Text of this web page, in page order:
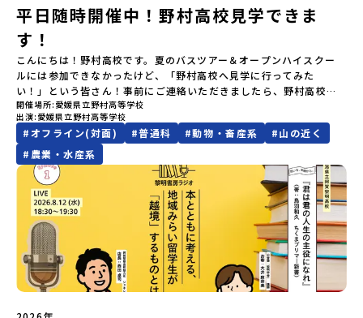
全国約200の高校と連携しながら、中学卒業後に地域の枠を越えて生
徒一人ひとりの夢や価値観に合った地域・学校で1〜3年間過ごすこ
とができるシステム「地域みらい留学」をはじめとした、教育事業
や地域活性モデルをつくり続けています。名 称：一般財団法人地
域・教育魅力化プラットフォーム設 立：2017年3月代表者：岩本
悠所在地：〒690-0842 島根県松江市東本町二丁目25-6 みらい
BASE2階公式HP：http://c-platform.or.jp/お問い合わせ先担
当：小川・小原E-mail：info@miratabi.jp「おためし地域留学体
験」のプログラム開催情報を公式LINEにて配信中！ぜひご登録くだ
さい♪地域みらい留学公式LINE
応答紹介地域：鹿児島県出水市・出水工業高校/北海道標津町/岩手
県八幡平市/愛媛県鬼北町＊4つの地域のプログラムを1時間でぎゅっ
とお届けします。お申し込み：https://c-
mirai.jp/events/064069お気軽にどうぞ！「はじめての一人旅だ
けど大丈夫？」「どんな体験ができるの？」そんな保護者様の不安
や、中学生のみなさんの素朴な疑問にスタッフが直接お答えしま
す。チャットでの質問も可能ですので、ぜひご自宅からリラックス
してご参加ください。▼お申し込み前に必ずご確認ください・参加
規約への同意プログラムへの参加申し込みいただく前に、「お申し
込みに関する各規約」への同意が必須となります。ご確認くださ
い。・抽選による参加者決定についてお申込みいただいた方の中か
ら抽選の上、締め切り日から1週間を目途に、お申し込み時に記入い
ただいたメールアドレス宛に「当選／落選メール」をお送りいたし
ます。当選者は、メールに記載された「当選確認フォーム」に３日
以内に回答いただき、確認フォームの提出をもって参加確定とさせ
ていただきます。当選確認フォームの期日までにご回答いただけな
い場合は、当選を取り消しとさせていただきます。当選取り消しが
あった場合は、繰り上げ当選者へご連絡させていただきます。登録
メールアドレスの変更をご希望の場合は下記の地域みらい留学公式
LINEよりご連絡をお願いします。※受信制限設定をしていると、通
いただく予定です。【旅行代金】無料※旅行代金に含まれる費用の
うち、以下の内容が無料となります：・宿泊費（2泊分）・プログラ
ム内のアクティビティ・体験費用・一部の食事代*以下の費用は参加
者のご負担となります・集合場所までの往復交通費・お土産代や自
由時間の個人飲食費などの個人的費用【募集人数】最大10名（お申
し込み多数の場合は抽選の上決定）【参加者決定】お申し込み多数
の場合は、締め切り後1週間を目途に当落結果をご連絡いたします。
【申し込み受付期間】6月8日(月)12：00 から 6月22日(月) 12：00
まで疑問も不安もワクワクに変える！「おためし地域留学」ステッ
プアップ説明会プログラムの内容を詳しく知りたい方や、お申し込
みを迷われている方向けにZoomでのオンライン配信を行います。
知りたい情報のレベルに合わせて、以下の2つのステップをご活用く
ださい。【STEP 1】全体オンライン説明会（アーカイブ動画を公開
中！）〜まずは「おためし地域留学」を知りたい方へ〜日本全国20
以上の地域から選んで参加できる「おためし地域留学」の全体像や
魅力について、説明会を開催しました。中学生一人での参加にあた
り、保護者様が特に気になる「安全面」や「事務局のサポート体
制」についても詳しく解説しています。ぜひ、ご自宅からお気軽に
ご視聴ください。🎬 [アーカイブ動画を視聴する]YouTube：
平日随時開催中！野村高校見学できま
す！
こんにちは！野村高校です。夏のバスツアー＆オープンハイスクー
ルには参加できなかったけど、「野村高校へ見学に行ってみた
い！」という皆さん！事前にご連絡いただきましたら、野村高校を
ご案内いたします！（女子シェアハウスについては生徒不在の場合
は見学できません）愛媛県では補助金を交付する制度もあります。
ぜひ、お待ちしています！もちろん、電話やオンラインでも対応い
たします。お気軽にご連絡ください！
開催場所 愛媛県立野村高等学校
出演 愛媛県立野村高等学校
#オフライン(対面) #普通科 #動物・畜産系 #山の近く
# 農業・水産系